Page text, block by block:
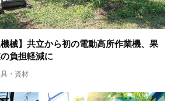
機械】共立から初の電動高所作業機、果
負担軽減に
・資材